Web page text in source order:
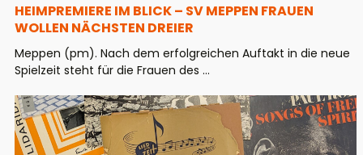
HEIMPREMIERE IM BLICK – SV MEPPEN FRAUEN
WOLLEN NÄCHSTEN DREIER
Meppen (pm). Nach dem erfolgreichen Auftakt in die neue
Spielzeit steht für die Frauen des ...